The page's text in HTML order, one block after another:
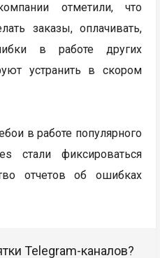
отметили, что
заказы, оплачивать,
в работе других
устранить в скором
в работе популярного
стали фиксироваться
отчетов об ошибках
Telegram-каналов?